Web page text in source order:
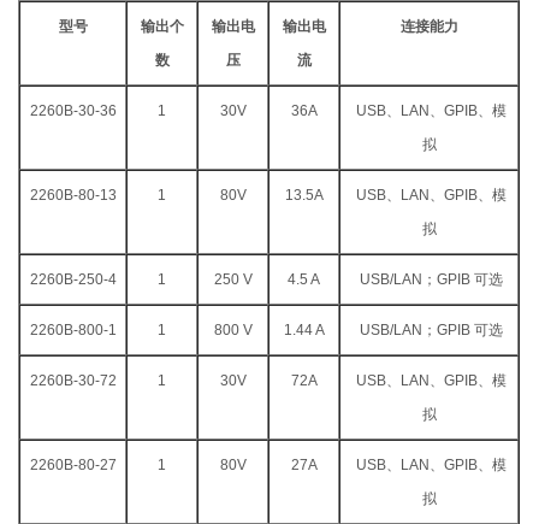
型号
输出个
数
输出电
压
输出电
流
连接能力
2260B-30-36 1 30V 36A
USB、LAN、GPIB、模
拟
2260B-80-13 1 80V 13.5A
USB、LAN、GPIB、模
拟
2260B-250-4 1 250 V 4.5 A USB/LAN；GPIB 可选
2260B-800-1 1 800 V 1.44 A USB/LAN；GPIB 可选
2260B-30-72 1 30V 72A
USB、LAN、GPIB、模
拟
2260B-80-27 1 80V 27A
USB、LAN、GPIB、模
拟